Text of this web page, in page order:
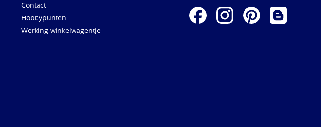
Contact
Hobbypunten
Werking winkelwagentje